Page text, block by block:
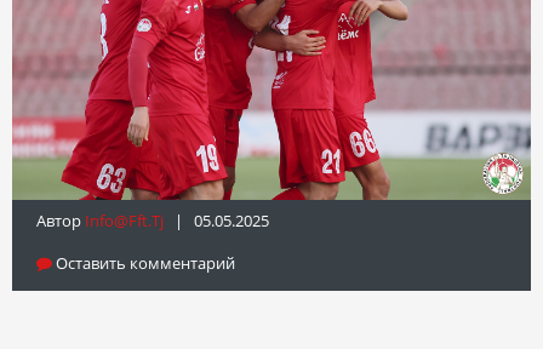
Автор Info@fft.tj | 05.05.2025
Оставить комментарий